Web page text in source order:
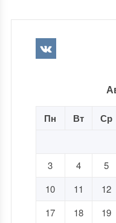
Пн Вт Ср
3
4 5
10
11 12
17
18 19